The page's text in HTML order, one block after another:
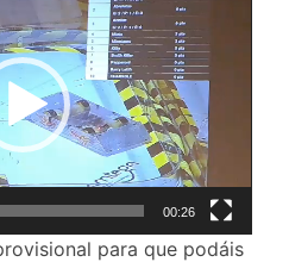
00:26
para que podáis